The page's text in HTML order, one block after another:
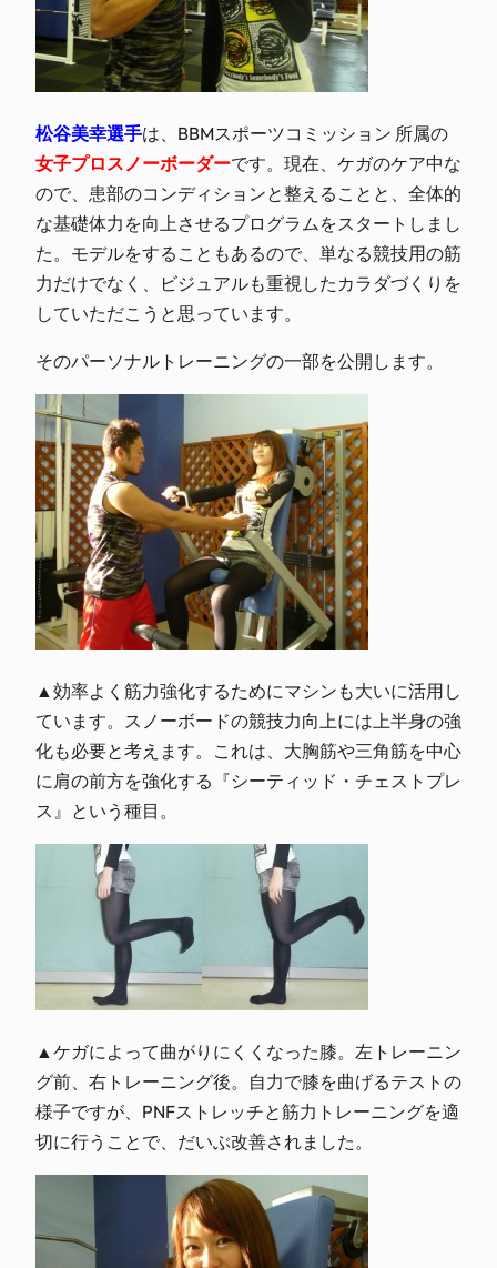
松谷美幸選手は、BBMスポーツコミッション 所属の
女子プロスノーボーダーです。現在、ケガのケア中な
ので、患部のコンディションと整えることと、全体的
な基礎体力を向上させるプログラムをスタートしまし
た。モデルをすることもあるので、単なる競技用の筋
力だけでなく、ビジュアルも重視したカラダづくりを
していただこうと思っています。
そのパーソナルトレーニングの一部を公開します。
▲効率よく筋力強化するためにマシンも大いに活用し
ています。スノーボードの競技力向上には上半身の強
化も必要と考えます。これは、大胸筋や三角筋を中心
に肩の前方を強化する『シーティッド・チェストプレ
ス』という種目。
▲ケガによって曲がりにくくなった膝。左トレーニン
グ前、右トレーニング後。自力で膝を曲げるテストの
様子ですが、PNFストレッチと筋力トレーニングを適
切に行うことで、だいぶ改善されました。